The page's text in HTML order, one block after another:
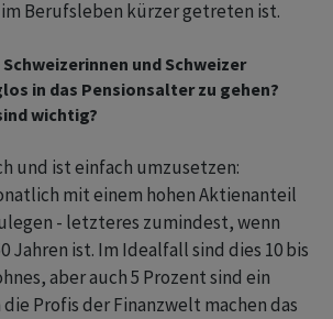
Berufsleben kürzer getreten ist.
und Schweizer
in das Pensionsalter zu gehen?
wichtig?
und ist einfach umzusetzen:
mit einem hohen Aktienanteil
- letzteres zumindest, wenn
Jahren ist. Im Idealfall sind dies 10 bis
aber auch 5 Prozent sind ein
Profis der Finanzwelt machen das